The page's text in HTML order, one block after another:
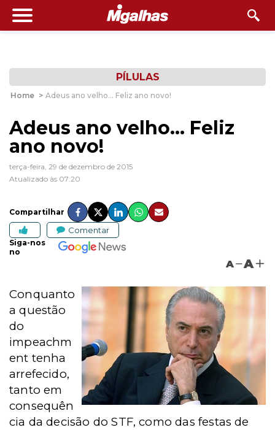
PÍLULAS
Home > Adeus ano velho... Feliz ano novo!
Adeus ano velho... Feliz
ano novo!
terça-feira, 29 de dezembro de 2015
Atualizado às 07:20
Compartilhar
Comentar
Siga-nos
no
A A
Conquanto
a questão
do
impeachm
ent tenha
arrefecido,
tanto em
consequên
cia da decisão do STF, como das festas de